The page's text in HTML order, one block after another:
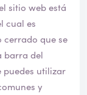
sitio web está
que se
barra del
y